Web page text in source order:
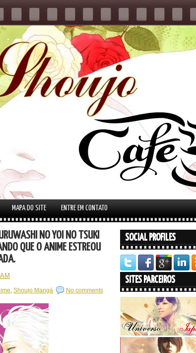
MAPA DO SITE ENTRE EM CONTATO
NO YOI NO TSUKI
QUE O ANIME ESTREOU
, Shoujo Mangá No comments
SOCIAL PROFILES
SITES PARCEIROS